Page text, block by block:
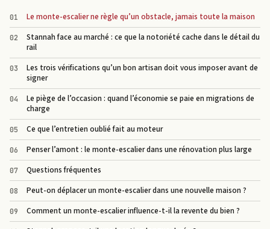
Le monte-escalier ne règle qu’un obstacle, jamais toute la maison
Stannah face au marché : ce que la notoriété cache dans le détail du
rail
Les trois vérifications qu’un bon artisan doit vous imposer avant de
signer
Le piège de l’occasion : quand l’économie se paie en migrations de
charge
Ce que l’entretien oublié fait au moteur
Penser l’amont : le monte-escalier dans une rénovation plus large
Questions fréquentes
Peut-on déplacer un monte-escalier dans une nouvelle maison ?
Comment un monte-escalier influence-t-il la revente du bien ?